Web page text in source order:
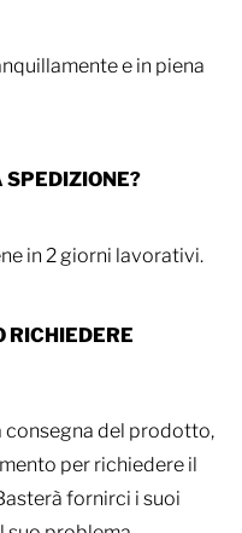
e in piena
SPEDIZIONE?
in 2 giorni lavorativi.
RICHIEDERE
consegna del prodotto,
per richiedere il
fornirci i suoi